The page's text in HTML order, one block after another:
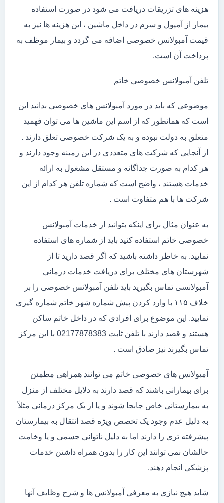
هزینه های تزریقات دریافت می شود در صورت استفاده
بیمار از آمپول و سرم در داخل ماشین ، این هزینه ها نیز به
قیمت آمبولانس خصوصی اضافه می گردد و بیمار موظف به
پرداخت آن است.
تلفن آمبولانس خصوصی خاتم
موضوعی که باید در مورد آمبولانس های خصوصی بدانید این
است که همانطور که از اسم این ماشین ها می توان فهمید
متعلق به دولت نبوده و به یک شرکت خصوصی تعلق دارند .
از آنجایی که شرکت های متعددی در این زمینه وجود دارند و
هر کدام به صورت جداگانه و مستقل مشغول به ارائه
خدمات هستند ، واضح است که شماره تلفن هر کدام از این
شرکت ها با هم متفاوت است .
به عنوان مثال برای اینکه بتوانید از خدمات آمبولانس
خصوصی خاتم استفاده کنید باید از شماره های استفاده
نمایید. به خاطر داشته باشید که اگر قصد دارید تا از
شهرستان های مختلف برای دریافت خدمات درمانی
آمبولانسی تماس بگیرید باید تلفن آمبولانس خصوصی را بر
خلاف ۱۱۵ با وارد کردن پیش شماره شهر خاتم شماره گیری
نمایید. این موضوع برای افرادی که در داخل خاتم ساکن
هستند و قصد دارند با تلفن ثابت 02177878383 با این مرکز
تماس بگیرند نیز صادق است .
آمبولانس های خصوصی خاتم می توانند همراهی مطمئن
برای بیمارانی باشند که قصد دارند به دلایل مختلف از منزل
به بیمارستانی خاص جابجا شوند و یا از یک مرکز درمانی مثلاً
به دلیل عدم وجود یک تخصص ویژه قصد انتقال به بیمارستان
پیشرفته تری را دارند اما به دلیل ناتوانی جسمی و یا وخامت
حالشان نمی توانند این کار را بدون همراه داشتن خدمات
پزشکی انجام دهند.
شاید هیچ نیازی به معرفی آمبولانس ها و شرح وظایف آنها